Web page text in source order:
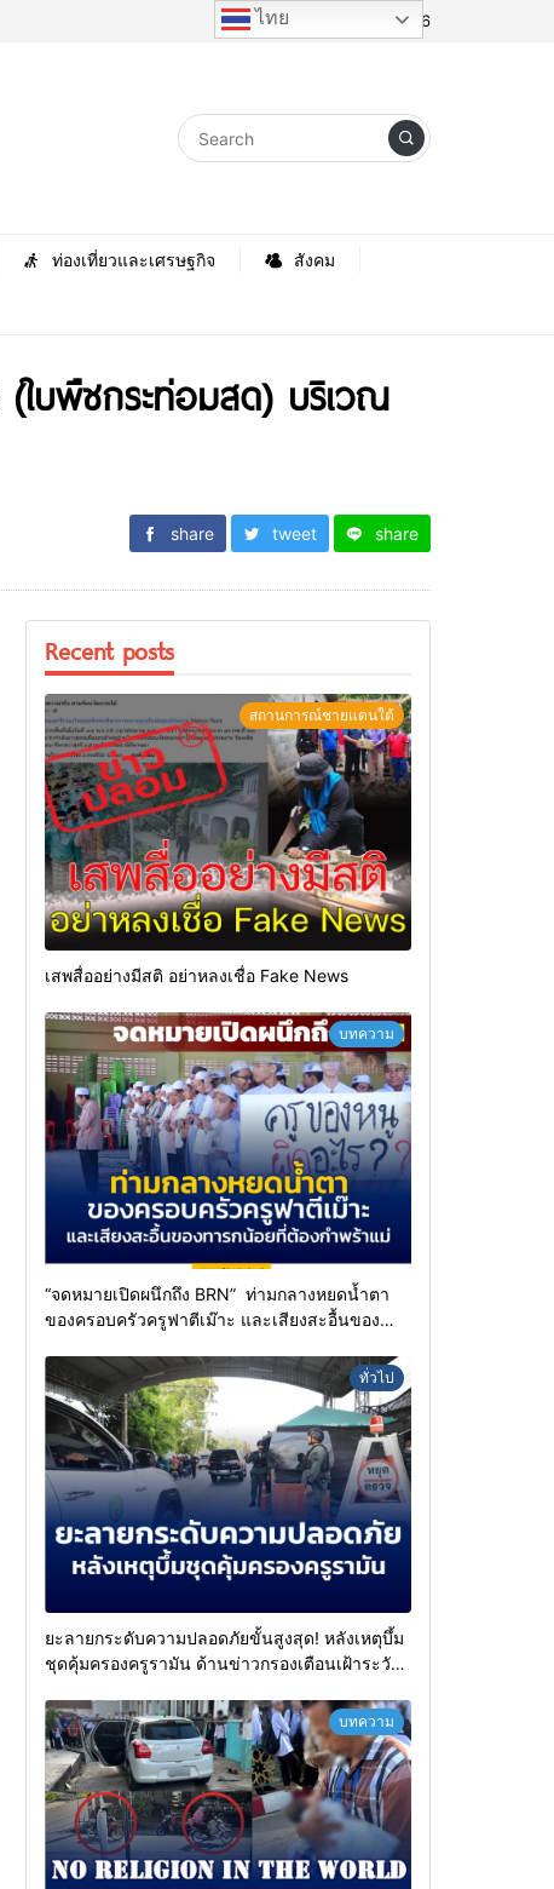
Friday, 7 August 2026
ท่องเที่ยวและเศรษฐกิจ สังคม
(ใบพืชกระท่อมสด) บริเวณ
share tweet share
Recent posts
สถานการณ์ชายแดนใต้
เสพสื่ออย่างมีสติ อย่าหลงเชื่อ Fake News
บทความ
“จดหมายเปิดผนึกถึง BRN” ท่ามกลางหยดน้ำตา
ของครอบครัวครูฟาตีเม๊าะ และเสียงสะอื้นของ
ทั่วไป
ยะลายกระดับความปลอดภัยขั้นสูงสุด! หลังเหตุบึ้ม
ชุดคุ้มครองครูรามัน ด้านข่าวกรองเตือนเฝ้าระวัง
บทความ
ไทย